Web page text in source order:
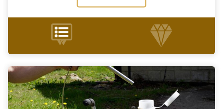
+34 935 900 007
Medidores de Interfase Consulta
Por favor completa el formulario, un miembro
de nuestro equipo contactara contigo en
breve